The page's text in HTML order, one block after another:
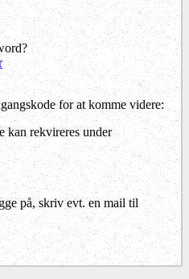
for at komme videre:
kan rekvireres under
på, skriv evt. en mail til